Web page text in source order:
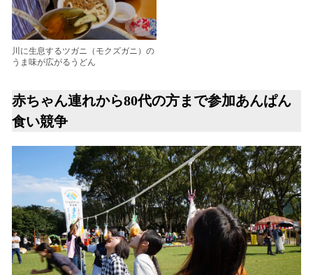
川に生息するツガニ（モクズガニ）の
うま味が広がるうどん
赤ちゃん連れから80代の方まで参加あんぱん
食い競争